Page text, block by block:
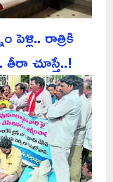
రాత్రికి
తీరా చూస్తే..!